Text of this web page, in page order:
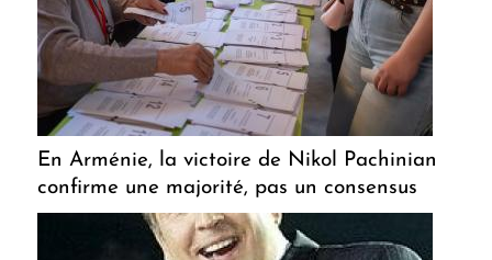
En Arménie, la victoire de Nikol Pachinian
confirme une majorité, pas un consensus